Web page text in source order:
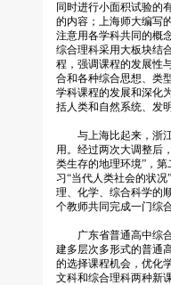
同时进行小面积试验的
的内容；上海师大编写
注意用各学科共同的概
综合理科采用大板块结
程，强调课程的发展性
合和各种综合思想、类
学科课程的发展和深化
括人类和自然系统、发
与上海比起来，浙江
用。经过两次大调整后
类生存的地理环境”，
习“当代人类社会的状
理、化学、综合科学的
个教师共同完成一门综
广东省普通高中综合
建多层次多形式的普通
的选择课程机会，优化
文科和综合理科两种新